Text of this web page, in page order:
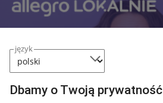
język
Dbamy o Twoją prywatność